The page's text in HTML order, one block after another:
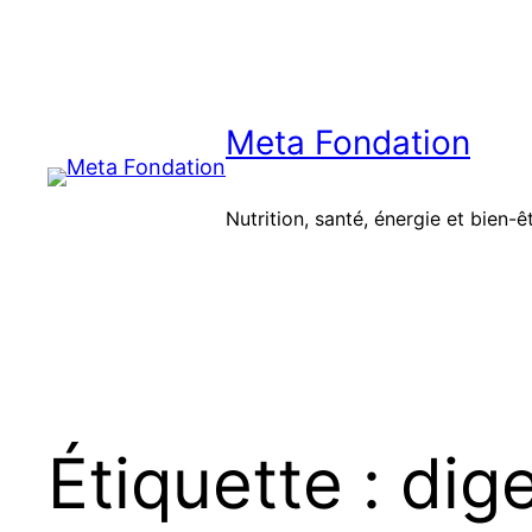
Meta Fondation
Nutrition, santé, énergie et bien-
Étiquette :